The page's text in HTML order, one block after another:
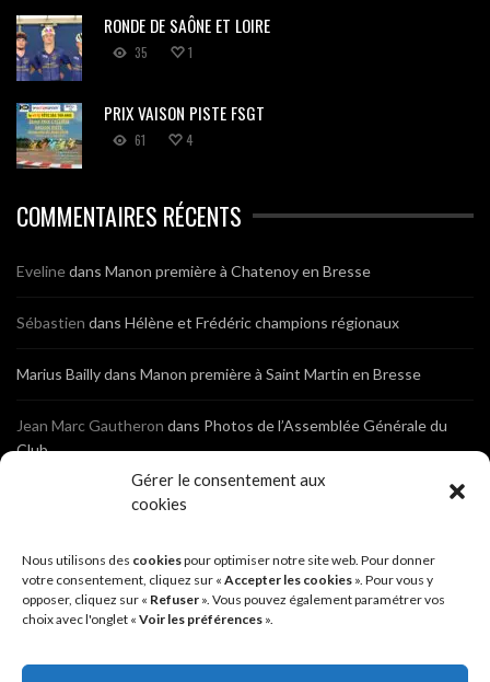
Gérer le consentement aux
cookies
Nous utilisons des cookiespour optimiser notre site web. Pour donner
votre consentement, cliquez sur « Accepter les cookies ». Pour vous y
opposer, cliquez sur « Refuser ». Vous pouvez également paramétrer vos
choix avec l'onglet « Voir les préférences ».
RONDE DE SAÔNE ET LOIRE
35 1
PRIX VAISON PISTE FSGT
61 4
COMMENTAIRES RÉCENTS
Evelinedans Manon première à Chatenoy en Bresse
Sébastien dans Hélène et Frédéric champions régionaux
Marius Baillydans Manon première à Saint Martin en Bresse
Jean Marc Gautheron dans Photos de l’Assemblée Générale du
Club
Photos de l’Assemblée Générale du Club
Sébastien dans Cyclocross de Brochon (21)
Breniauxdans Cyclocross de Brochon (21)